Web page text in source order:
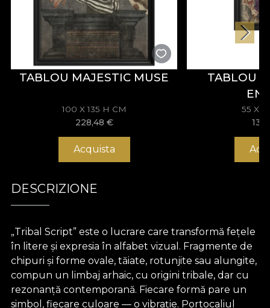
TABLOU MAJESTIC MUSE
100 X 135 H CM
228,48 €
Acquista
TABLOU
55 X
DESCRIZIONE
„Tribal Script” este o lucrare care transformă fețele
în litere și expresia în alfabet vizual. Fragmente de
chipuri și forme ovale, tăiate, rotunjite sau alungite,
compun un limbaj arhaic, cu origini tribale, dar cu
rezonanță contemporană. Fiecare formă pare un
simbol, fiecare culoare — o vibrație. Portocaliul